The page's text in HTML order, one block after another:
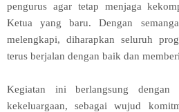
pengurus agar tetap menjaga
Ketua yang baru. Dengan
melengkapi, diharapkan seluruh
terus berjalan dengan baik dan
Kegiatan ini berlangsung
kekeluargaan, sebagai wujud